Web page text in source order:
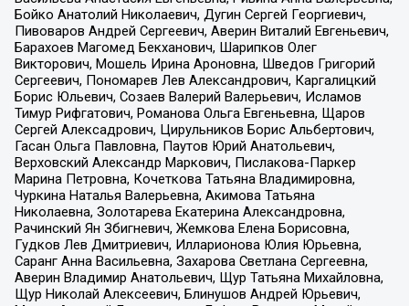
Бойко Анатолий Николаевич, Дугин Сергей Георгиевич,
Пивоваров Андрей Сергеевич, Аверин Виталий Евгеньевич,
Барахоев Магомед Бекханович, Шарипков Олег
Викторович, Мошель Ирина Ароновна, Шведов Григорий
Сергеевич, Пономарев Лев Александрович, Каргалицкий
Борис Юльевич, Созаев Валерий Валерьевич, Исламов
Тимур Рифгатович, Романова Ольга Евгеньевна, Щаров
Сергей Алексадрович, Цирульников Борис Альбертович,
Гасан Ольга Павловна, Паутов Юрий Анатольевич,
Верховский Александр Маркович, Пислакова-Паркер
Марина Петровна, Кочеткова Татьяна Владимировна,
Чуркина Наталья Валерьевна, Акимова Татьяна
Николаевна, Золотарева Екатерина Александровна,
Рачинский Ян Збигневич, Жемкова Елена Борисовна,
Гудков Лев Дмитриевич, Илларионова Юлия Юрьевна,
Саранг Анна Васильевна, Захарова Светлана Сергеевна,
Аверин Владимир Анатольевич, Щур Татьяна Михайловна,
Щур Николай Алексеевич, Блинушов Андрей Юрьевич,